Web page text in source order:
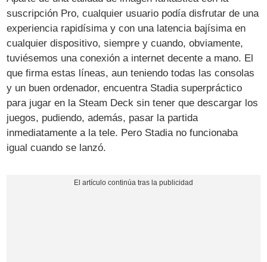
suscripción Pro, cualquier usuario podía disfrutar de una
experiencia rapidísima y con una latencia bajísima en
cualquier dispositivo, siempre y cuando, obviamente,
tuviésemos una conexión a internet decente a mano. El
que firma estas líneas, aun teniendo todas las consolas
y un buen ordenador, encuentra Stadia superpráctico
para jugar en la Steam Deck sin tener que descargar los
juegos, pudiendo, además, pasar la partida
inmediatamente a la tele. Pero Stadia no funcionaba
igual cuando se lanzó.